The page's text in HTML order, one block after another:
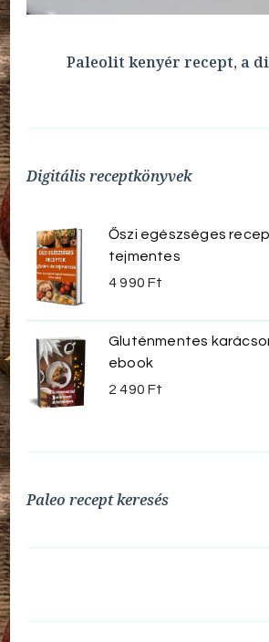
Paleolit kenyér recept, a
Digitális receptkönyvek
Őszi egészséges
tejmentes
4 990Ft
Gluténmentes
ebook
2 490Ft
Paleo recept keresés